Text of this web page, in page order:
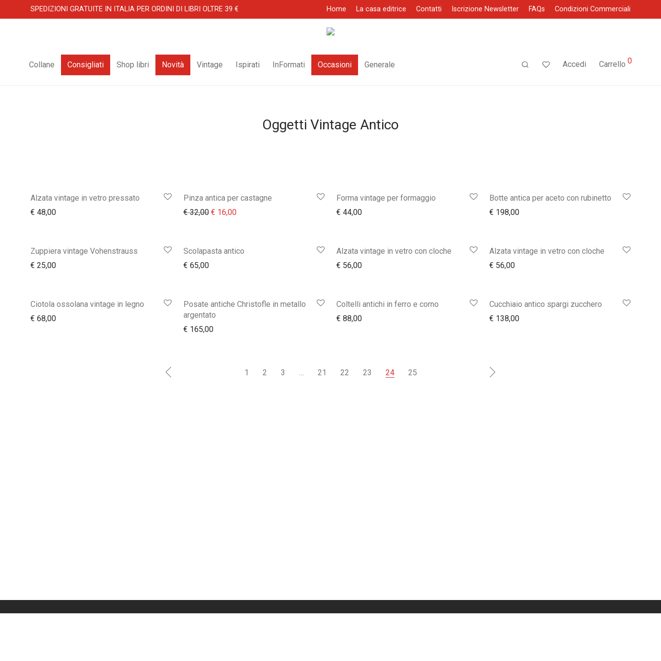
SPEDIZIONI GRATUITE IN ITALIA PER ORDINI DI LIBRI OLTRE 39 € Home La casa editrice Contatti Iscrizione Newsletter FAQs Condizioni Commerciali
Collane Consigliati Shop libri Novità Vintage Ispirati InFormati Occasioni Generale Accedi Carrello 0
Oggetti Vintage Antico
Alzata vintage in vetro pressato
€ 48,00
Pinza antica per castagne
€32,00 Il prezzo originale era: € 32,00.
€ 16,00Il prezzo attuale è: € 16,00.
Forma vintage per formaggio
€ 44,00
Botte antica per aceto con rubinetto
€ 198,00
Zuppiera vintage Vohenstrauss
€ 25,00
Scolapasta antico
€ 65,00
Alzata vintage in vetro con cloche
€ 56,00
Alzata vintage in vetro con cloche
€ 56,00
Ciotola ossolana vintage in legno
€ 68,00
Posate antiche Christofle in metallo
argentato
€ 165,00
Coltelli antichi in ferro e corno
€ 88,00
Cucchiaio antico spargi zucchero
€ 138,00
1 2 3 21 22 23 24 25